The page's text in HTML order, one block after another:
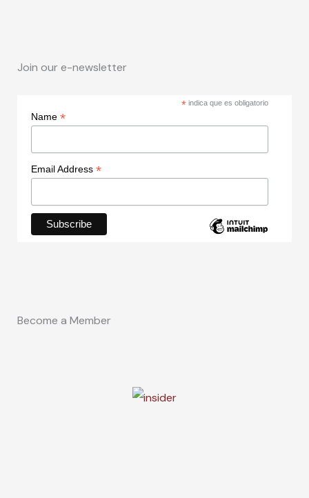
Join our e-newsletter
* indica que es obligatorio
Name *
Email Address *
Become a Member